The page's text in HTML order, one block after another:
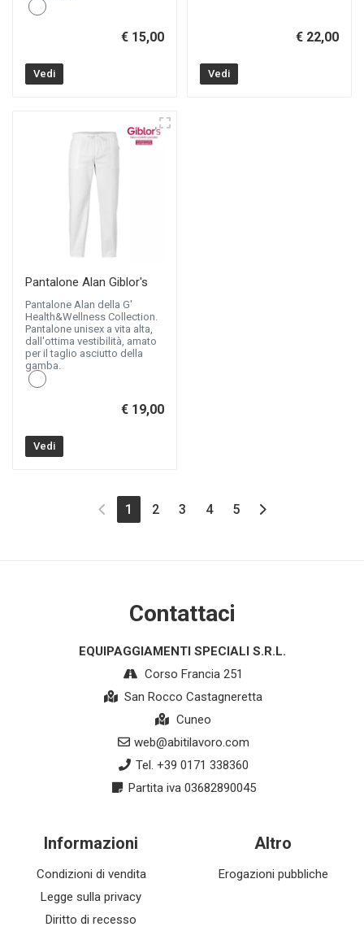
€ 15,00
Vedi
€ 22,00
Vedi
Pantalone Alan Giblor's
Pantalone Alan della G'
Health&Wellness Collection.
Pantalone unisex a vita alta,
dall'ottima vestibilità, amato
per il taglio asciutto della
gamba.
€ 19,00
Vedi
1 (current)
2 3 4 5
Contattaci
EQUIPAGGIAMENTI SPECIALI S.R.L.
Corso Francia 251
San Rocco Castagneretta
Cuneo
web@abitilavoro.com
Tel. +39 0171 338360
Partita iva 03682890045
Informazioni
Condizioni di vendita
Legge sulla privacy
Diritto di recesso
Altro
Erogazioni pubbliche